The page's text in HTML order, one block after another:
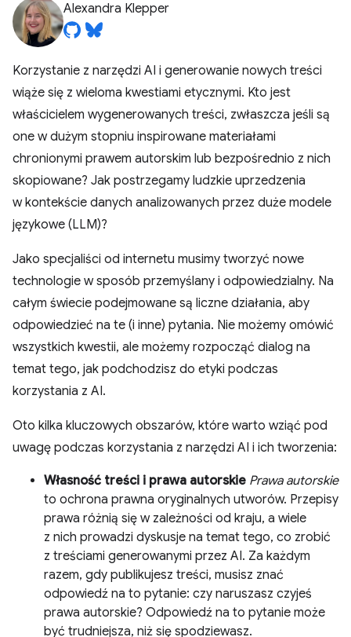
Alexandra Klepper
Korzystanie z narzędzi AI i generowanie nowych treści
wiąże się z wieloma kwestiami etycznymi. Kto jest
właścicielem wygenerowanych treści, zwłaszcza jeśli są
one w dużym stopniu inspirowane materiałami
chronionymi prawem autorskim lub bezpośrednio z nich
skopiowane? Jak postrzegamy ludzkie uprzedzenia
w kontekście danych analizowanych przez duże modele
językowe (LLM)?
Jako specjaliści od internetu musimy tworzyć nowe
technologie w sposób przemyślany i odpowiedzialny. Na
całym świecie podejmowane są liczne działania, aby
odpowiedzieć na te (i inne) pytania. Nie możemy omówić
wszystkich kwestii, ale możemy rozpocząć dialog na
temat tego, jak podchodzisz do etyki podczas
korzystania z AI.
Oto kilka kluczowych obszarów, które warto wziąć pod
uwagę podczas korzystania z narzędzi AI i ich tworzenia:
Własność treści i prawa autorskie Prawa autorskie
to ochrona prawna oryginalnych utworów. Przepisy
prawa różnią się w zależności od kraju, a wiele
z nich prowadzi dyskusje na temat tego, co zrobić
z treściami generowanymi przez AI. Za każdym
razem, gdy publikujesz treści, musisz znać
odpowiedź na to pytanie: czy naruszasz czyjeś
prawa autorskie? Odpowiedź na to pytanie może
być trudniejsza, niż się spodziewasz.